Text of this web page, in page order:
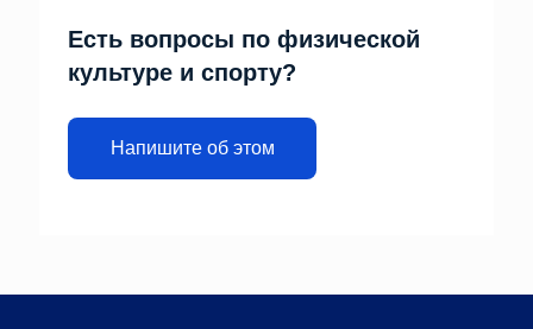
Есть вопросы по физической
культуре и спорту?
Напишите об этом